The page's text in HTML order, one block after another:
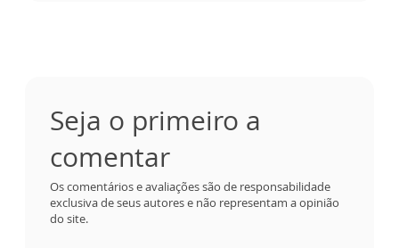
Seja o primeiro a
comentar
Os comentários e avaliações são de responsabilidade
exclusiva de seus autores e não representam a opinião
do site.